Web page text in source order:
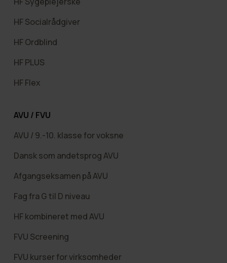
HF Socialrådgiver
HF Ordblind
HF PLUS
HF Flex
AVU / FVU
AVU / 9.-10. klasse for voksne
Dansk som andetsprog AVU
Afgangseksamen på AVU
Fag fra G til D niveau
HF kombineret med AVU
FVU Screening
FVU kurser for virksomheder